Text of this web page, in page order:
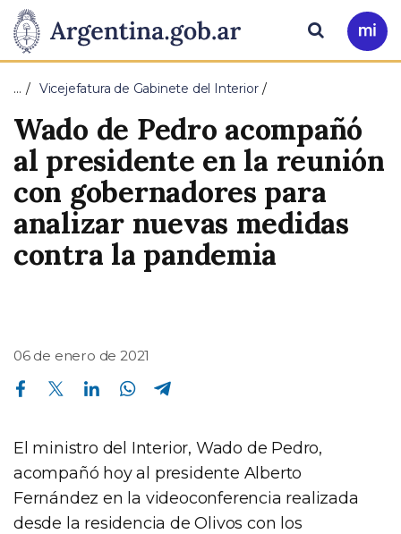
Presidencia
de
la
Nación
Pasar al contenido principal
Ir
a
Buscar
… Vicejefatura de Gabinete del Interior
Wado de Pedro acompañó
al presidente en la reunión
con gobernadores para
analizar nuevas medidas
contra la pandemia
06 de enero de 2021
Compartir en Facebook Compartir en Twitter Compartir en Linkedin Compartir en Whatsapp
El ministro del Interior, Wado de Pedro,
acompañó hoy al presidente Alberto
Fernández en la videoconferencia realizada
desde la residencia de Olivos con los